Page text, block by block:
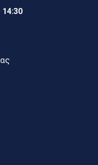
14:30